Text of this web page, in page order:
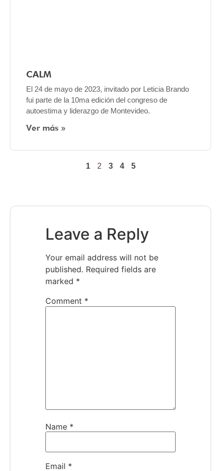
CALM
El 24 de mayo de 2023, invitado por Leticia Brando
fui parte de la 10ma edición del congreso de
autoestima y liderazgo de Montevideo.
Ver más »
1 2 3 4 5
Leave a Reply
Your email address will not be
published. Required fields are
marked *
Comment *
Name *
Email *